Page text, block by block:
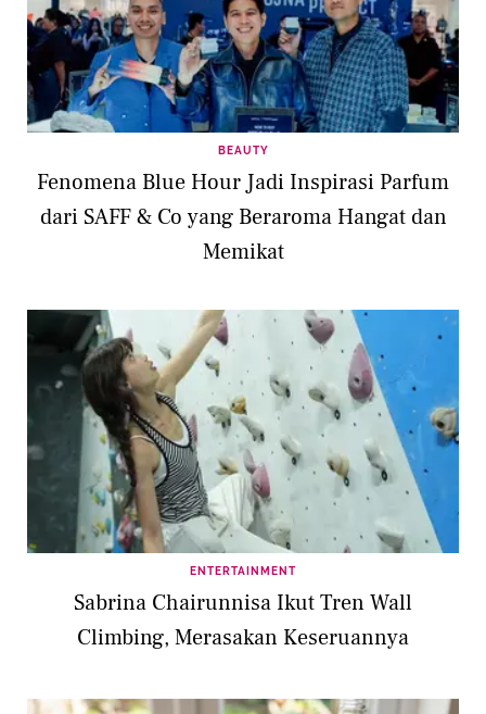
BEAUTY
Fenomena Blue Hour Jadi Inspirasi Parfum
dari SAFF & Co yang Beraroma Hangat dan
Memikat
ENTERTAINMENT
Sabrina Chairunnisa Ikut Tren Wall
Climbing, Merasakan Keseruannya